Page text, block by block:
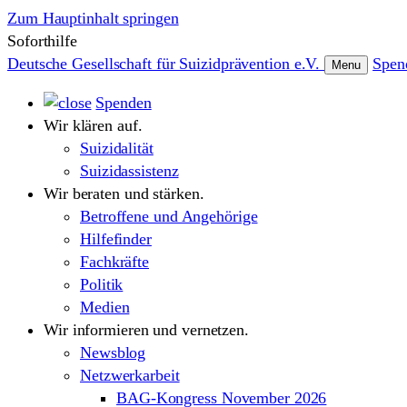
Zum Hauptinhalt springen
Soforthilfe
Deutsche Gesellschaft für Suizidprävention e.V.
Menu
Spenden
Wir klären auf.
Suizidalität
Suizidassistenz
Wir beraten und stärken.
Betroffene und Angehörige
Hilfefinder
Fachkräfte
Politik
Medien
Wir informieren und vernetzen.
Newsblog
Netzwerkarbeit
BAG-Kongress November 2026